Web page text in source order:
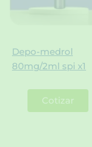
Depo-medrol
80mg/2ml spi x1
Cotizar